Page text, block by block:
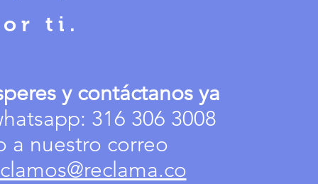
ti.
y contáctanos ya
316 306 3008
a nuestro correo